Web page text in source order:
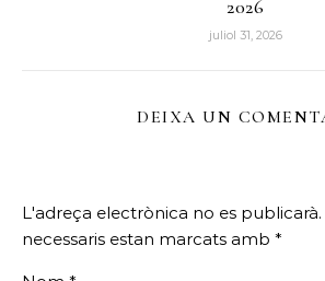
2026
juliol 31, 2026
DEIXA UN
L'adreça electrònica no es publicarà.
necessaris estan marcats amb